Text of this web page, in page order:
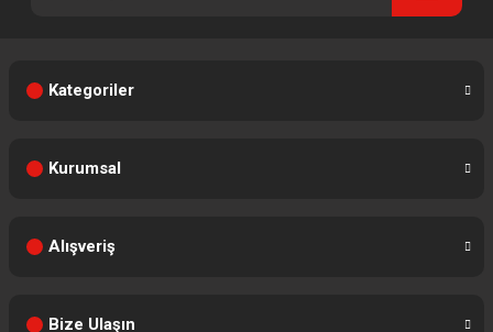
Kategoriler
Kurumsal
Alışveriş
Bize Ulaşın